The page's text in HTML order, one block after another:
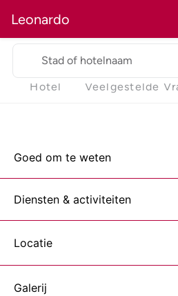
Leonardo
Stad of hotelnaam
Hotel Veelgestelde
Goed om te weten
Diensten & activiteiten
Locatie
Galerij